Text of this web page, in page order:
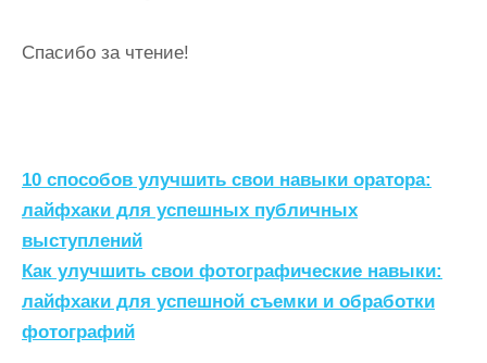
Спасибо за чтение!
Н
а
в
и
г
10 способов улучшить свои навыки оратора:
лайфхаки для успешных публичных
выступлений
Как улучшить свои фотографические навыки:
лайфхаки для успешной съемки и обработки
фотографий